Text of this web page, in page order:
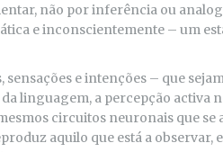
não por inferência ou
e inconscientemente – um
e intenções – que
linguagem, a percepção activa
circuitos neuronais que se
aquilo que está a observar,